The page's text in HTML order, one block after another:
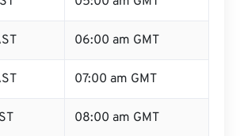
06:00 am GMT
07:00 am GMT
08:00 am GMT